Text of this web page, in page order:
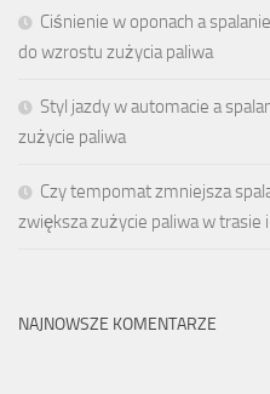
Ciśnienie w oponach a
do wzrostu zużycia paliwa
Styl jazdy w automacie a
zużycie paliwa
Czy tempomat zmniejsza
zwiększa zużycie paliwa w trasie
NAJNOWSZE KOMENTARZE